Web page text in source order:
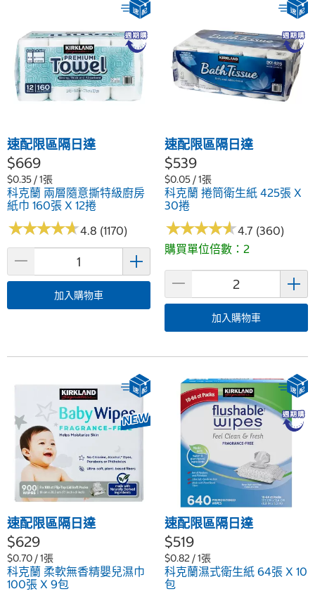
速配限區隔日達
$669
$0.35 / 1張
科克蘭 兩層隨意撕特級廚房
紙巾 160張 X 12捲
★★★★★
★★★★★4.8 (1170)
加入購物車
速配限區隔日達
$539
$0.05 / 1張
科克蘭 捲筒衛生紙 425張 X
30捲
★★★★★
★★★★★4.7 (360)
購買單位倍數：2
加入購物車
速配限區隔日達
$629
$0.70 / 1張
科克蘭 柔軟無香精嬰兒濕巾
100張 X 9包
速配限區隔日達
$519
$0.82 / 1張
科克蘭濕式衛生紙 64張 X 10
包